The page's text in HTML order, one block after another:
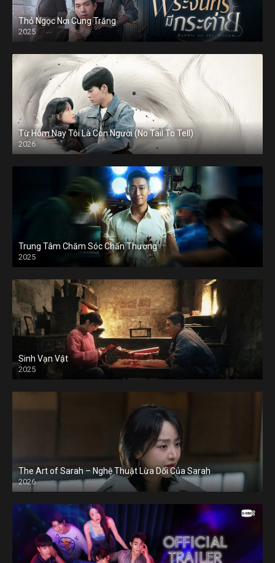
Thỏ Ngọc Nơi Cung Trăng
2025
Từ Hôm Nay Tôi Là Con Người (No Tail To Tell)
2026
Trung Tâm Chăm Sóc Chấn Thương
2025
Sinh Vạn Vật
2025
The Art of Sarah – Nghệ Thuật Lừa Dối Của Sarah
2026